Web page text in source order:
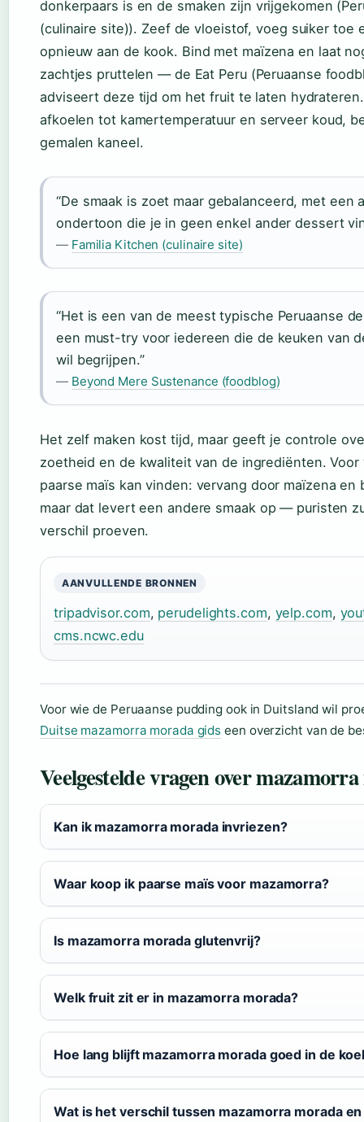
donkerpaars is en de smaken zijn vrijgekomen
(culinaire site)). Zeef de vloeistof, voeg suiker toe
opnieuw aan de kook. Bind met maïzena en laat
zachtjes pruttelen — de Eat Peru (Peruaanse
adviseert deze tijd om het fruit te laten
afkoelen tot kamertemperatuur en serveer koud,
gemalen kaneel.
“De smaak is zoet maar gebalanceerd, met een
ondertoon die je in geen enkel ander dessert
— Familia Kitchen (culinaire site)
“Het is een van de meest typische Peruaanse
een must-try voor iedereen die de keuken van
wil begrijpen.”
— Beyond Mere Sustenance (foodblog)
Het zelf maken kost tijd, maar geeft je controle
zoetheid en de kwaliteit van de ingrediënten. Voor
paarse maïs kan vinden: vervang door maïzena en
maar dat levert een andere smaak op — puristen
verschil proeven.
AANVULLENDE BRONNEN
tripadvisor.com, perudelights.com, yelp.com,
cms.ncwc.edu
Voor wie de Peruaanse pudding ook in Duitsland wil
Duitse mazamorra morada gids een overzicht van de
Veelgestelde vragen over
Kan ik mazamorra morada invriezen?
Waar koop ik paarse maïs voor mazamorra?
Is mazamorra morada glutenvrij?
Welk fruit zit er in mazamorra morada?
Hoe lang blijft mazamorra morada goed in de
Wat is het verschil tussen mazamorra morada en